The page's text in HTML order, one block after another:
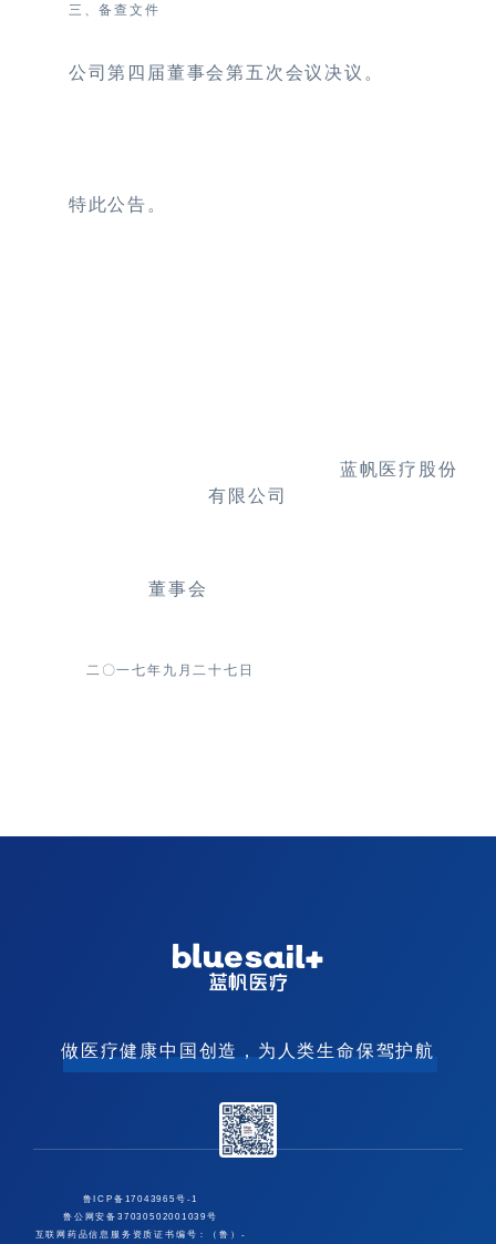
三、备查文件
公司第四届董事会第五次会议决议。
特此公告。
蓝帆医疗股份
有限公司
董事会
二〇一七年九月二十七日
做医疗健康中国创造，为人类生命保驾护航
鲁ICP备17043965号-1
鲁公网安备37030502001039号
互联网药品信息服务资质证书编号：（鲁）-